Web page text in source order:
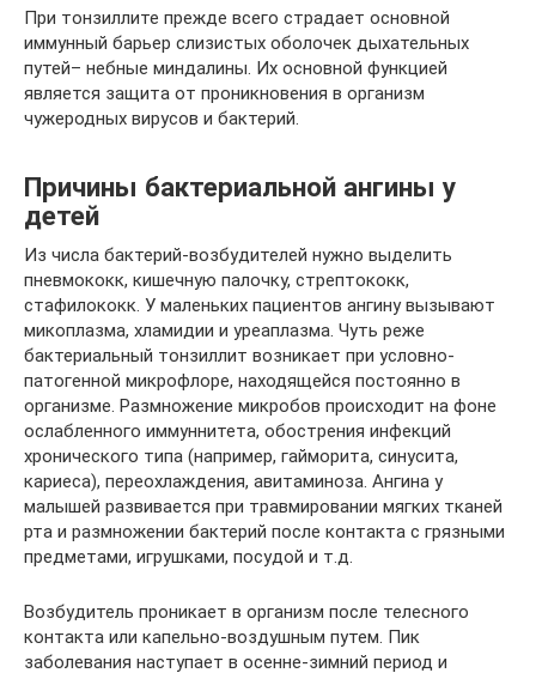
При тонзиллите прежде всего страдает основной
иммунный барьер слизистых оболочек дыхательных
путей– небные миндалины. Их основной функцией
является защита от проникновения в организм
чужеродных вирусов и бактерий.
Причины бактериальной ангины у
детей
Из числа бактерий-возбудителей нужно выделить
пневмококк, кишечную палочку, стрептококк,
стафилококк. У маленьких пациентов ангину вызывают
микоплазма, хламидии и уреаплазма. Чуть реже
бактериальный тонзиллит возникает при условно-
патогенной микрофлоре, находящейся постоянно в
организме. Размножение микробов происходит на фоне
ослабленного иммуннитета, обострения инфекций
хронического типа (например, гайморита, синусита,
кариеса), переохлаждения, авитаминоза. Ангина у
малышей развивается при травмировании мягких тканей
рта и размножении бактерий после контакта с грязными
предметами, игрушками, посудой и т.д.
Возбудитель проникает в организм после телесного
контакта или капельно-воздушным путем. Пик
заболевания наступает в осенне-зимний период и